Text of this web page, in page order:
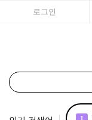
로그인